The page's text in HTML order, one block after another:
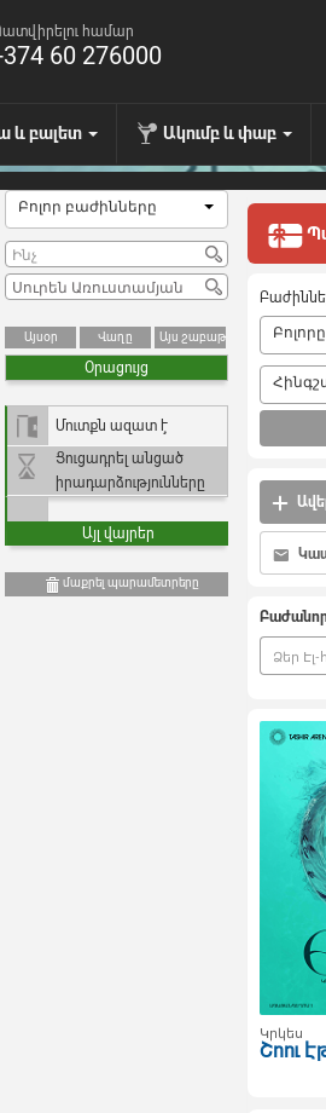
համար
60 276000
և բալետ Ակումբ և փաբ
Բոլոր բաժինները
Այսօր Վաղը Այս շաբաթ
Օրացույց
Մուտքն ազատ է
Ցուցադրել անցած
իրադարձությունները
Այլ վայրեր
մաքրել պարամետրերը
Բոլորը
Կրկես
Շոու